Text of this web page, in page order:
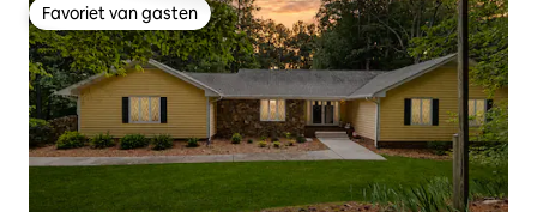
Favoriet van gasten
Favoriet van gasten